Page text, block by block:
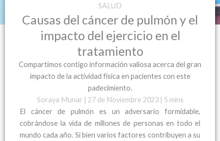
SALUD
Causas del cáncer de pulmón y el
impacto del ejercicio en el
tratamiento
Compartimos contigo información valiosa acerca del gran
impacto de la actividad física en pacientes con este
padecimiento.
Soraya Munar | 27 de Noviembre 2023 | 5 mins
El cáncer de pulmón es un adversario formidable,
cobrándose la vida de millones de personas en todo el
mundo cada año. Si bien varios factores contribuyen a su